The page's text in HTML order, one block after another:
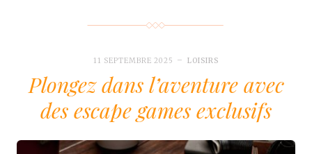
11 SEPTEMBRE 2025 LOISIRS
Plongez dans l’aventure avec
des escape games exclusifs